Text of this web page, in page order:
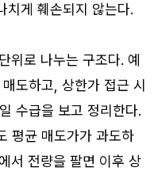
치게 훼손되지 않는다.
위로 나누는 구조다. 예
도하고, 상한가 접근 시
수급을 보고 정리한다.
평균 매도가가 과도하
서 전량을 팔면 이후 상